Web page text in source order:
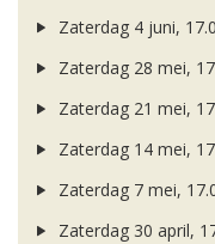
Zaterdag 4 juni,
Zaterdag 28 mei,
Zaterdag 21 mei,
Zaterdag 14 mei,
Zaterdag 7 mei,
Zaterdag 30 april,